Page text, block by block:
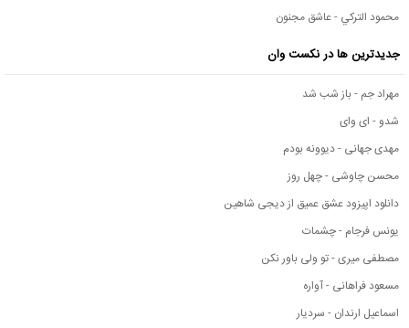
محمود التركي - عاشق مجنون
جدیدترین ها در نکست وان
مهراد جم - باز شب شد
شدو - ای وای
مهدی جهانی - دیوونه بودم
محسن چاوشی - چهل روز
دانلود اپیزود عشق عمیق از دیجی شاهین
یونس فرجام - چشمات
مصطفی میری - تو ولی باور نکن
مسعود فراهانی - آواره
اسماعیل ارندان - سردیار